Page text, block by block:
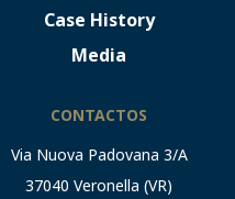
Case History
Media
CONTACTOS
Via Nuova Padovana 3/A
37040 Veronella (VR)